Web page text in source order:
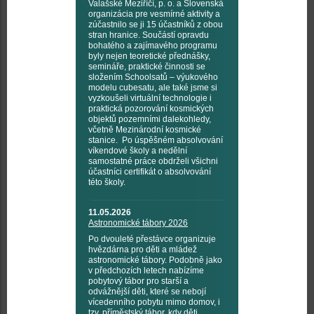
Valašské Meziříčí, p. o. a Slovenská
organizácia pre vesmírné aktivity a
zúčastnilo se ji 15 účastníků z obou
stran hranice. Součástí opravdu
bohatého a zajímavého programu
byly nejen teoretické přednášky,
semináře, praktické činnosti se
složením Schoolsatů – výukového
modelu cubesatu, ale také jsme si
vyzkoušeli virtuální technologie i
praktická pozorování kosmických
objektů pozemními dalekohledy,
včetně Mezinárodní kosmické
stanice. Po úspěšném absolvování
víkendové školy a nedělní
samostatné práce obdrželi všichni
účastníci certifikát o absolvování
této školy.
11.05.2026
Astronomické tábory 2026
Po dvouleté přestávce organizuje
hvězdárna pro děti a mládež
astronomické tábory. Podobně jako
v předchozích letech nabízíme
pobytový tábor pro starší a
odvážnější děti, které se nebojí
vícedenního pobytu mimo domov, i